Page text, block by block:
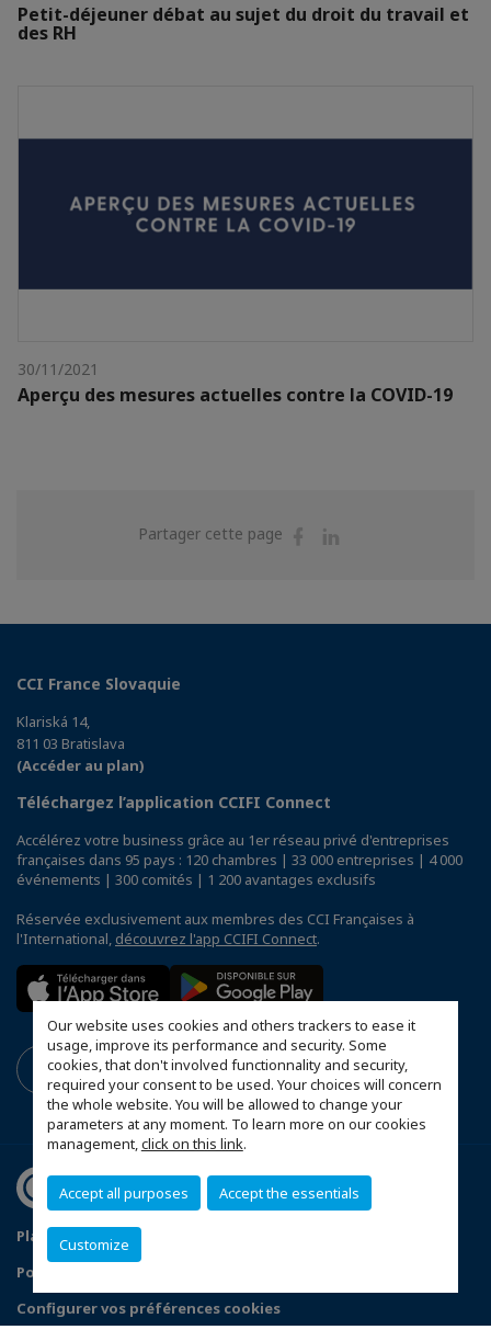
Our website uses cookies and others trackers to ease it
usage, improve its performance and security. Some
cookies, that don't involved functionnality and security,
required your consent to be used. Your choices will concern
the whole website. You will be allowed to change your
parameters at any moment. To learn more on our cookies
management,click on this link.
Accept all purposes Accept the essentials
Customize
Petit-déjeuner débat au sujet du droit du travail et
des RH
30/11/2021
Aperçu des mesures actuelles contre la COVID-19
Partager cette page
Partager
CCI France Slovaquie
Klariská 14,
811 03 Bratislava
(Accéder au plan)
Téléchargez l’application CCIFI Connect
Accélérez votre business grâce au 1er réseau privé d'entreprises
françaises dans 95 pays : 120 chambres | 33 000 entreprises | 4 000
événements | 300 comités | 1 200 avantages exclusifs
Réservée exclusivement aux membres des CCI Françaises à
l'International, découvrez l'app CCIFI Connect.
Plan du site
Statuts de la CCFS
Politique de confidentialité
Configurer vos préférences cookies